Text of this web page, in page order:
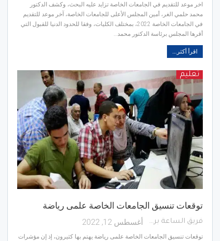
اخر موعد للتقديم في الجامعات الخاصة تزايد عليه البحث، وكشف الدكتور
محمد حلمي الغر، أمين المجلس الأعلى للجامعات الخاصة، آخر موعد للتقديم
في الجامعات الخاصة 2022، بمختلف الكليات، وفقا للحدود الدنيا للقبول التي
أقرها المجلس برئاسة الدكتور محمد…
اقرأ أكثر...
تعليم
توقعات تنسيق الجامعات الخاصة علمى رياضة
فريق الساعة برس أغسطس 12, 2022
توقعات تنسيق الجامعات الخاصة علمى رياضة يهتم بها كثيرون، إذ إن مؤشرات